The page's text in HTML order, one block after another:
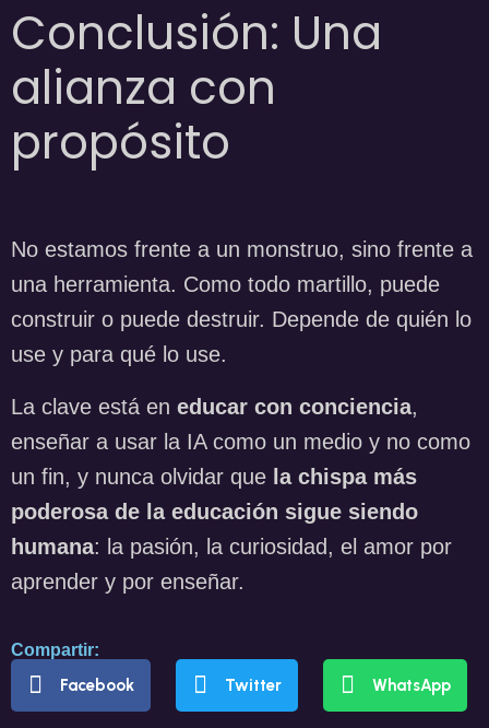
Conclusión: Una
alianza con
propósito
No estamos frente a un monstruo, sino frente a
una herramienta. Como todo martillo, puede
construir o puede destruir. Depende de quién lo
use y para qué lo use.
La clave está en educar con conciencia,
enseñar a usar la IA como un medio y no como
un fin, y nunca olvidar que la chispa más
poderosa de la educación sigue siendo
humana: la pasión, la curiosidad, el amor por
aprender y por enseñar.
Compartir:
Facebook Twitter WhatsApp